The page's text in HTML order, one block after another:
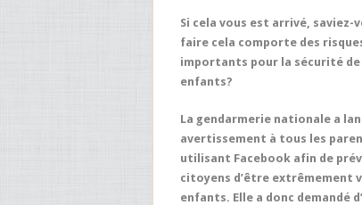
Si cela vous est arrivé, saviez-
faire cela comporte des
importants pour la sécurité de
enfants?
La gendarmerie nationale a
avertissement à tous les
utilisant Facebook afin de
citoyens d’être extrêmement
enfants. Elle a donc demandé